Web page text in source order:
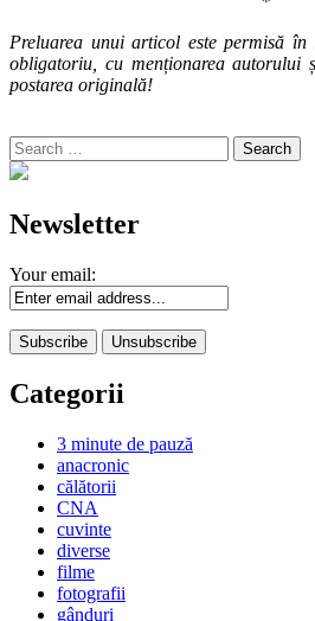
Preluarea unui articol este permisă
obligatoriu, cu menționarea autorului
postarea originală!
Search
for:
Newsletter
Your email:
Categorii
3 minute de pauză
anacronic
călătorii
CNA
cuvinte
diverse
filme
fotografii
gânduri